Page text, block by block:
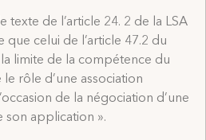
texte de l’article 24. 2 de la LSA
celui de l’article 47.2 du
limite de la compétence du
rôle d’une association
de la négociation d’une
son application ».